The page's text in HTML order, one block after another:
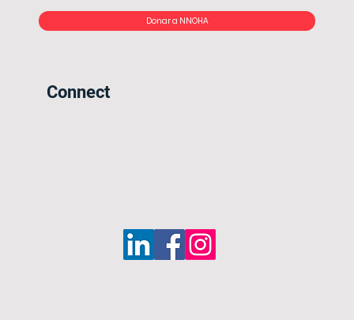
Donar a NNOHA
Connect